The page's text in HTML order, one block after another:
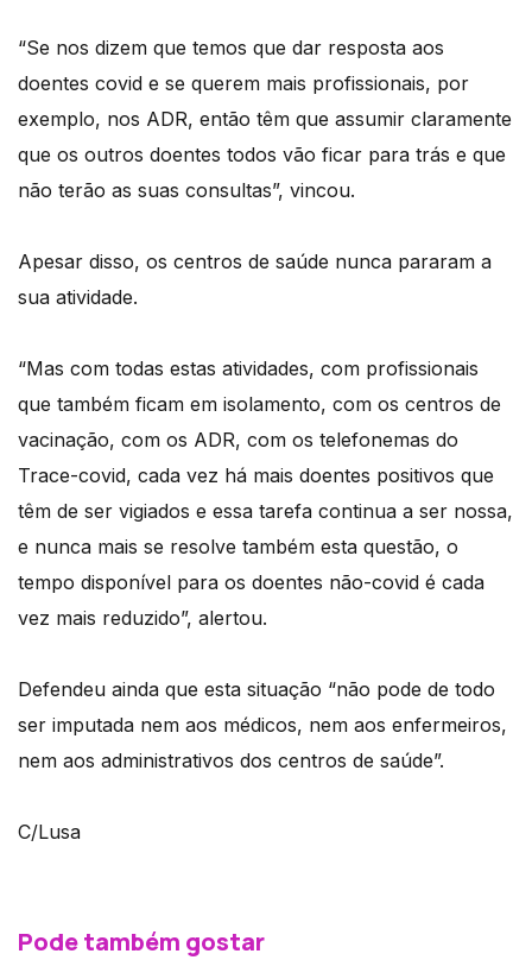
“Se nos dizem que temos que dar resposta aos
doentes covid e se querem mais profissionais, por
exemplo, nos ADR, então têm que assumir claramente
que os outros doentes todos vão ficar para trás e que
não terão as suas consultas”, vincou.
Apesar disso, os centros de saúde nunca pararam a
sua atividade.
“Mas com todas estas atividades, com profissionais
que também ficam em isolamento, com os centros de
vacinação, com os ADR, com os telefonemas do
Trace-covid, cada vez há mais doentes positivos que
têm de ser vigiados e essa tarefa continua a ser nossa,
e nunca mais se resolve também esta questão, o
tempo disponível para os doentes não-covid é cada
vez mais reduzido”, alertou.
Defendeu ainda que esta situação “não pode de todo
ser imputada nem aos médicos, nem aos enfermeiros,
nem aos administrativos dos centros de saúde”.
C/Lusa
Pode também gostar